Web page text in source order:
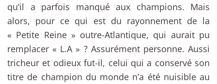
qu’il a parfois manqué aux champions. Mais
alors, pour ce qui est du rayonnement de la
« Petite Reine » outre-Atlantique, qui aurait pu
remplacer « L.A » ? Assurément personne. Aussi
tricheur et odieux fut-il, celui qui a conservé son
titre de champion du monde n’a été nuisible au